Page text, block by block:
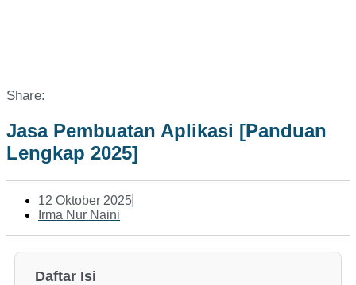
Share:
Jasa Pembuatan Aplikasi [Panduan
Lengkap 2025]
12 Oktober 2025
Irma Nur Naini
Daftar Isi